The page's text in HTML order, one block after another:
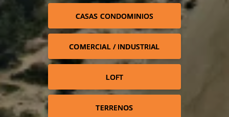
CASAS CONDOMINIOS
COMERCIAL / INDUSTRIAL
LOFT
TERRENOS